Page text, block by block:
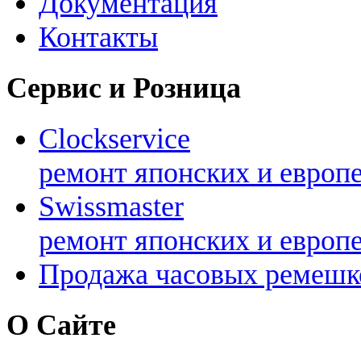
Контакты
Сервис и Розница
Clockservice
ремонт японских и
Swissmaster
ремонт японских и
Продажа часовых
О Сайте